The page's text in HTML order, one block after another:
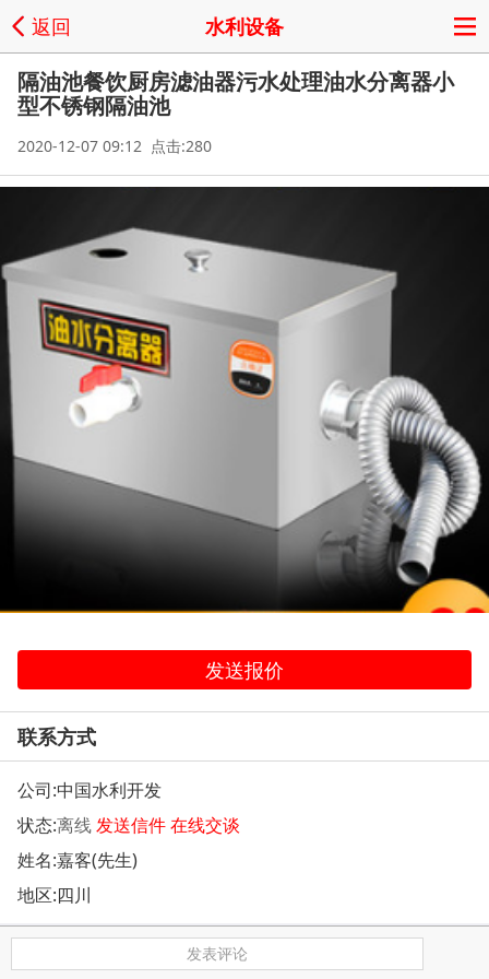
返回 水利设备
隔油池餐饮厨房滤油器污水处理油水分离器小
型不锈钢隔油池
2020-12-07 09:12 点击:280
发送报价
联系方式
公司:中国水利开发
状态:离线发送信件在线交谈
姓名:嘉客(先生)
地区:四川
发表评论